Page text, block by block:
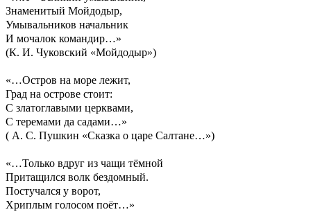
Знаменитый Мойдодыр,
Умывальников начальник
И мочалок командир…»
(К. И. Чуковский «Мойдодыр»)
«…Остров на море лежит,
Град на острове стоит:
С златоглавыми церквами,
С теремами да садами…»
( А. С. Пушкин «Сказка о царе Салтане…»)
«…Только вдруг из чащи тёмной
Притащился волк бездомный.
Постучался у ворот,
Хриплым голосом поёт…»